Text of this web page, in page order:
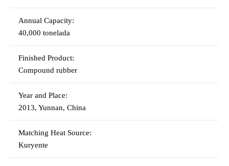
Annual Capacity:
40,000 tonelada
Finished Product:
Compound rubber
Year and Place:
2013, Yunnan, China
Matching Heat Source:
Kuryente